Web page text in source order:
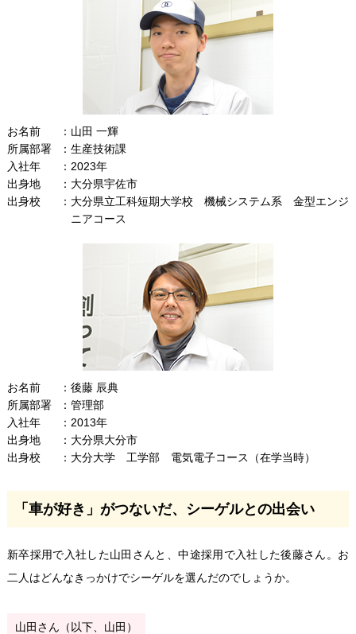
お名前
山田 一輝
所属部署
生産技術課
入社年
2023年
出身地
大分県宇佐市
出身校
大分県立工科短期大学校 機械システム系 金型エンジ
ニアコース
お名前
後藤 辰典
所属部署
管理部
入社年
2013年
出身地
大分県大分市
出身校
大分大学 工学部 電気電子コース（在学当時）
「車が好き」がつないだ、シーゲルとの出会い
新卒採用で入社した山田さんと、中途採用で入社した後藤さん。お
二人はどんなきっかけでシーゲルを選んだのでしょうか。
山田さん（以下、山田）